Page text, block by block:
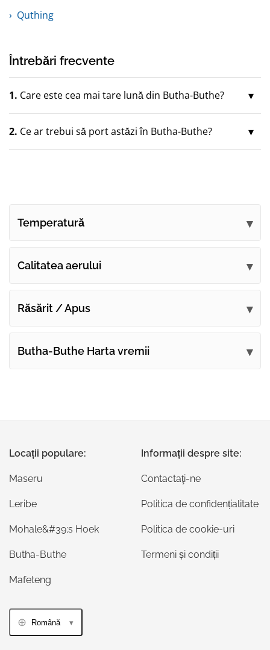
Quthing
Întrebări frecvente
1. Care este cea mai tare lună din Butha-Buthe?
2. Ce ar trebui să port astăzi în Butha-Buthe?
Temperatură
Calitatea aerului
Răsărit / Apus
Butha-Buthe Harta vremii
Locații populare:
Maseru
Leribe
Mohale&#39;s Hoek
Butha-Buthe
Mafeteng
Informații despre site:
Contactaţi-ne
Politica de confidențialitate
Politica de cookie-uri
Termeni și condiții
Română